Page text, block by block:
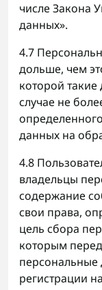
числе Закона
данных».
4.7
дольше, чем
которой
случае не
данных на
4.8
владельцы
содержание
свои права,
цель сбора
которым
персональные
регистрации